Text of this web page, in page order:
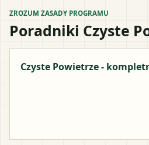
ZROZUM ZASADY PROGRAMU
Poradniki Czyste
Czyste Powietrze -